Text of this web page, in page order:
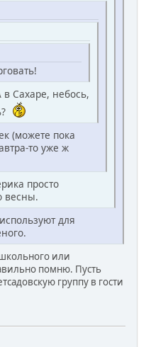
Сахаре, небось,
(можете пока
то уже ж
просто
весны.
для
или
помню. Пусть
группу в гости